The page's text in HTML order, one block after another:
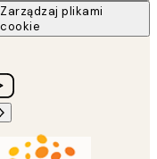
Zarządzaj plikami
cookie